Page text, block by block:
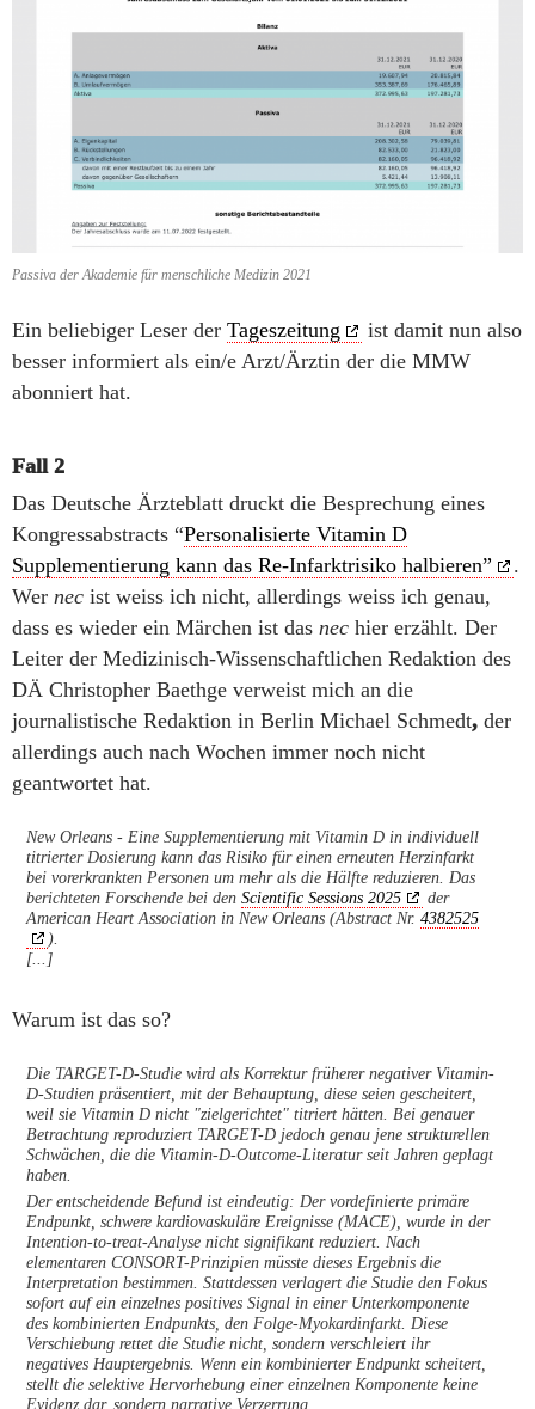
Passiva der Akademie für menschliche Medizin 2021
Ein beliebiger Leser der Tageszeitung
ist damit nun also
besser informiert als ein/e Arzt/Ärztin der die MMW
abonniert hat.
Fall 2
Das Deutsche Ärzteblatt druckt die Besprechung eines
Kongressabstracts “Personalisierte Vitamin D
Supplementierung kann das Re-Infarktrisiko halbieren”
.
Wer nec ist weiss ich nicht, allerdings weiss ich genau,
dass es wieder ein Märchen ist das nec hier erzählt. Der
Leiter der Medizinisch-Wissenschaftlichen Redaktion des
DÄ Christopher Baethge verweist mich an die
journalistische Redaktion in Berlin Michael Schmedt, der
allerdings auch nach Wochen immer noch nicht
geantwortet hat.
New Orleans - Eine Supplementierung mit Vitamin D in individuell
titrierter Dosierung kann das Risiko für einen erneuten Herzinfarkt
bei vorerkrankten Personen um mehr als die Hälfte reduzieren. Das
berichteten Forschende bei den Scientific Sessions 2025
der
American Heart Association in New Orleans (Abstract Nr. 4382525
).
[...]
Warum ist das so?
Die TARGET-D-Studie wird als Korrektur früherer negativer Vitamin-
D-Studien präsentiert, mit der Behauptung, diese seien gescheitert,
weil sie Vitamin D nicht "zielgerichtet" titriert hätten. Bei genauer
Betrachtung reproduziert TARGET-D jedoch genau jene strukturellen
Schwächen, die die Vitamin-D-Outcome-Literatur seit Jahren geplagt
haben.
Der entscheidende Befund ist eindeutig: Der vordefinierte primäre
Endpunkt, schwere kardiovaskuläre Ereignisse (MACE), wurde in der
Intention-to-treat-Analyse nicht signifikant reduziert. Nach
elementaren CONSORT-Prinzipien müsste dieses Ergebnis die
Interpretation bestimmen. Stattdessen verlagert die Studie den Fokus
sofort auf ein einzelnes positives Signal in einer Unterkomponente
des kombinierten Endpunkts, den Folge-Myokardinfarkt. Diese
Verschiebung rettet die Studie nicht, sondern verschleiert ihr
negatives Hauptergebnis. Wenn ein kombinierter Endpunkt scheitert,
stellt die selektive Hervorhebung einer einzelnen Komponente keine
Evidenz dar, sondern narrative Verzerrung.